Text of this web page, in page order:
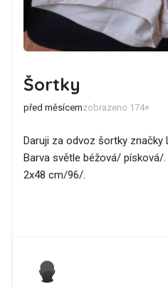
Šortky
před měsícemzobrazeno 174×
Daruji za odvoz šortky značky
Barva světle béžová/
2x48 cm/96/.